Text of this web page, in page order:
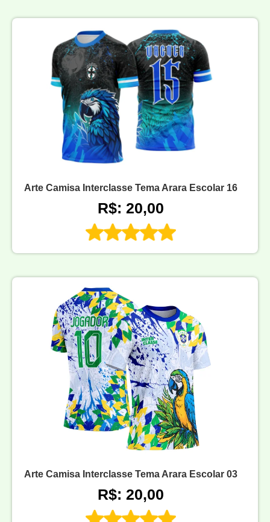
Arte Camisa Interclasse Tema Arara Escolar 16
R$: 20,00
Arte Camisa Interclasse Tema Arara Escolar 03
R$: 20,00